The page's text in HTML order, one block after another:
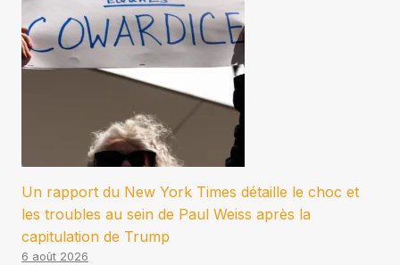
Un rapport du New York Times détaille le choc et
les troubles au sein de Paul Weiss après la
capitulation de Trump
6 août 2026